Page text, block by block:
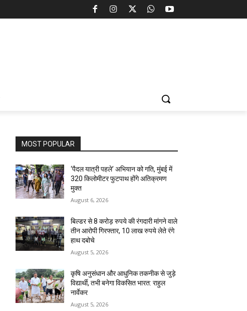
MOST POPULAR
‘पैदल यात्री पहले’ अभियान को गति, मुंबई में
320 किलोमीटर फुटपाथ होंगे अतिक्रमण
मुक्त
August 6, 2026
बिल्डर से 8 करोड़ रुपये की रंगदारी मांगने वाले
तीन आरोपी गिरफ्तार, 10 लाख रुपये लेते रंगे
हाथ दबोचे
August 5, 2026
कृषि अनुसंधान और आधुनिक तकनीक से जुड़े
विद्यार्थी, तभी बनेगा विकसित भारत: राहुल
नार्वेकर
August 5, 2026